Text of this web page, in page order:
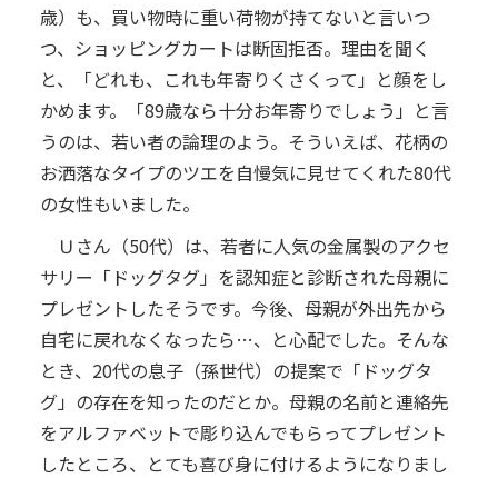
歳）も、買い物時に重い荷物が持てないと言いつ
つ、ショッピングカートは断固拒否。理由を聞く
と、「どれも、これも年寄りくさくって」と顔をし
かめます。「89歳なら十分お年寄りでしょう」と言
うのは、若い者の論理のよう。そういえば、花柄の
お洒落なタイプのツエを自慢気に見せてくれた80代
の女性もいました。
Ｕさん（50代）は、若者に人気の金属製のアクセ
サリー「ドッグタグ」を認知症と診断された母親に
プレゼントしたそうです。今後、母親が外出先から
自宅に戻れなくなったら…、と心配でした。そんな
とき、20代の息子（孫世代）の提案で「ドッグタ
グ」の存在を知ったのだとか。母親の名前と連絡先
をアルファベットで彫り込んでもらってプレゼント
したところ、とても喜び身に付けるようになりまし